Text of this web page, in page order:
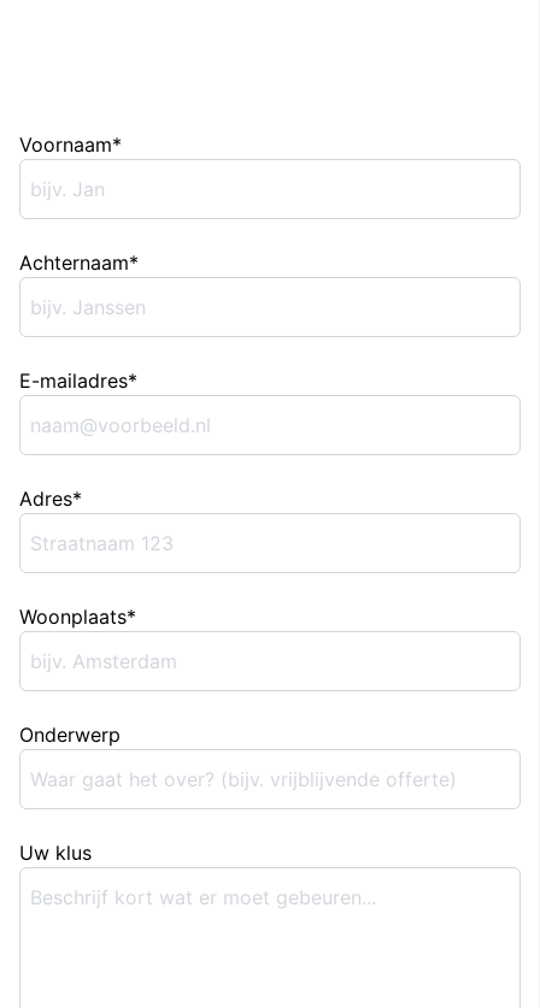
"*" geeft vereiste velden aan
Voornaam*
Achternaam*
E-mailadres*
Adres*
Woonplaats*
Onderwerp
Uw klus